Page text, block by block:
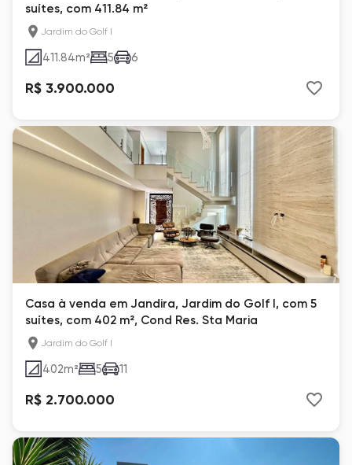
suítes, com 411.84 m²
Jardim do Golf I
411.84m² 5 6
R$ 3.900.000
Casa à venda em Jandira, Jardim do Golf I, com 5
suítes, com 402 m², Cond Res. Sta Maria
Jardim do Golf I
402m² 5 11
R$ 2.700.000